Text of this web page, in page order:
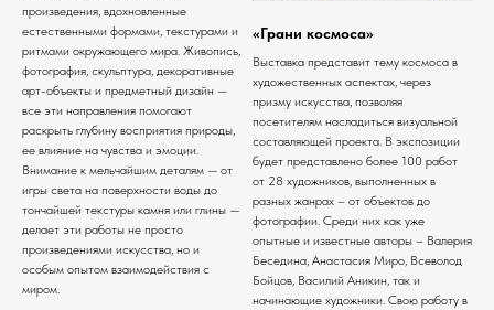
произведения, вдохновленные
естественными формами, текстурами и
ритмами окружающего мира. Живопись,
фотография, скульптура, декоративные
арт-объекты и предметный дизайн —
все эти направления помогают
раскрыть глубину восприятия природы,
ее влияние на чувства и эмоции.
Внимание к мельчайшим деталям — от
игры света на поверхности воды до
тончайшей текстуры камня или глины —
делает эти работы не просто
произведениями искусства, но и
особым опытом взаимодействия с
миром.
«Грани космоса»
Выставка представит тему космоса в
художественных аспектах, через
призму искусства, позволяя
посетителям насладиться визуальной
составляющей проекта. В экспозиции
будет представлено более 100 работ
от 28 художников, выполненных в
разных жанрах – от объектов до
фотографии. Среди них как уже
опытные и известные авторы – Валерия
Беседина, Анастасия Миро, Всеволод
Бойцов, Василий Аникин, так и
начинающие художники. Свою работу в